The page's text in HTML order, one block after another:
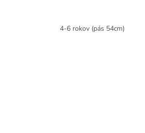
4-6 rokov (pás 54cm)